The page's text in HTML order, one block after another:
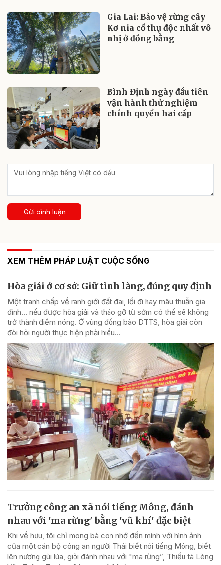
Gia Lai: Bảo vệ rừng cây
Kơ nia cổ thụ độc nhất vô
nhị ở đồng bằng
Bình Định ngày đầu tiên
vận hành thử nghiệm
chính quyền hai cấp
Gửi bình luận
XEM THÊM PHÁP LUẬT CUỘC SỐNG
Hòa giải ở cơ sở: Giữ tình làng, đúng quy định
Một tranh chấp về ranh giới đất đai, lối đi hay mâu thuẫn gia
đình... nếu được hòa giải và tháo gỡ từ sớm có thể sẽ không
trở thành điểm nóng. Ở vùng đồng bào DTTS, hòa giải còn
đòi hỏi người thực hiện phải hiểu...
Trưởng công an xã nói tiếng Mông, đánh
nhau với 'ma rừng' bằng 'vũ khí' đặc biệt
Khi về hưu, tôi chỉ mong bà con nhớ đến mình với hình ảnh
của một cán bộ công an người Thái biết nói tiếng Mông, biết
lên nương gùi lúa, giỏi đánh nhau với "ma rừng”, Thiếu tá Lèng